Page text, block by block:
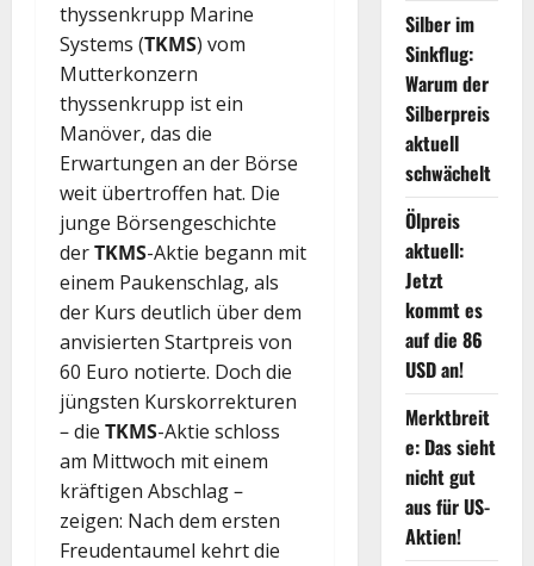
thyssenkrupp Marine
Systems (TKMS) vom
Mutterkonzern
thyssenkrupp ist ein
Manöver, das die
Erwartungen an der Börse
weit übertroffen hat. Die
junge Börsengeschichte
derTKMS-Aktie begann mit
einem Paukenschlag, als
der Kurs deutlich über dem
anvisierten Startpreis von
60 Euro notierte. Doch die
jüngsten Kurskorrekturen
– die TKMS-Aktie schloss
am Mittwoch mit einem
kräftigen Abschlag –
zeigen: Nach dem ersten
Freudentaumel kehrt die
Silber im
Sinkflug:
Warum der
Silberpreis
aktuell
schwächelt
Ölpreis
aktuell:
Jetzt
kommt es
auf die 86
USD an!
Merktbreit
e: Das sieht
nicht gut
aus für US-
Aktien!